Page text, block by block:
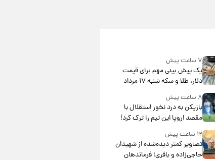
۷ ساعت پیش
یک پیش ‌بینی مهم برای قیمت
دلار، طلا و سکه شنبه ۱۷ مرداد
۸ ساعت پیش
بازیکن به درد نخور استقلال با
مقصد اروپا این تیم را ترک کرد!
۱۲ ساعت پیش
تصاویر کمتر دیده‌شده از شهیدان
حاجی‌زاده و باقری؛ فرماندهان